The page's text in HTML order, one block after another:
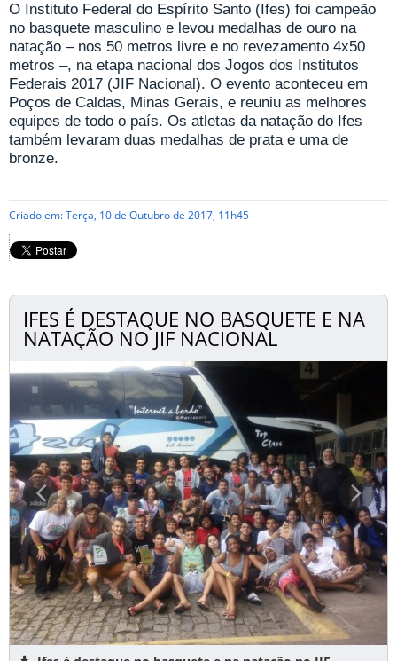
O Instituto Federal do Espírito Santo (Ifes) foi campeão
no basquete masculino e levou medalhas de ouro na
natação – nos 50 metros livre e no revezamento 4x50
metros –, na etapa nacional dos Jogos dos Institutos
Federais 2017 (JIF Nacional). O evento aconteceu em
Poços de Caldas, Minas Gerais, e reuniu as melhores
equipes de todo o país. Os atletas da natação do Ifes
também levaram duas medalhas de prata e uma de
bronze.
Criado em: Terça, 10 de Outubro de 2017, 11h45
IFES É DESTAQUE NO BASQUETE E NA
NATAÇÃO NO JIF NACIONAL